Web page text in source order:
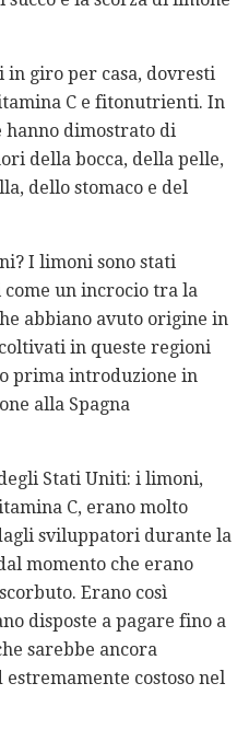
in giro per casa, dovresti
C e fitonutrienti. In
dimostrato di
della bocca, della pelle,
dello stomaco e del
I limoni sono stati
un incrocio tra la
abbiano avuto origine in
​​in queste regioni
prima introduzione in
alla Spagna
Stati Uniti: i limoni,
C, erano molto
sviluppatori durante la
momento che erano
Erano così
disposte a pagare fino a
sarebbe ancora
estremamente costoso nel